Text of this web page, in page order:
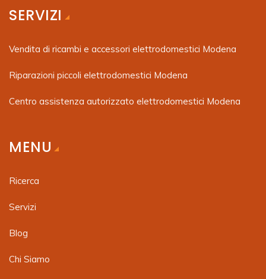
SERVIZI
Vendita di ricambi e accessori elettrodomestici Modena
Riparazioni piccoli elettrodomestici Modena
Centro assistenza autorizzato elettrodomestici Modena
MENU
Ricerca
Servizi
Blog
Chi Siamo